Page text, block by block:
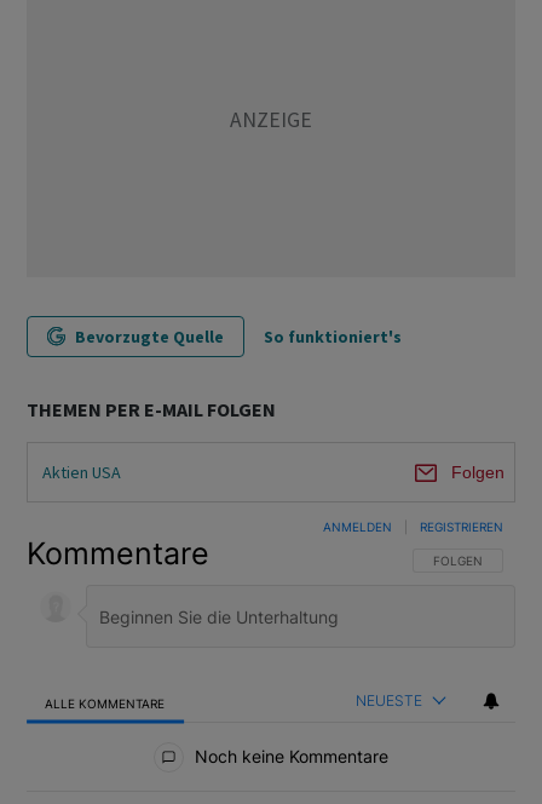
Bevorzugte Quelle So funktioniert's
THEMEN PER E-MAIL FOLGEN
Aktien USA Folgen
Kommentare FOLGE DIESER
FOLGEN
ANMELDEN REGISTRIEREN
ALLE KOMMENTARE NEUESTE
Noch keine Kommentare